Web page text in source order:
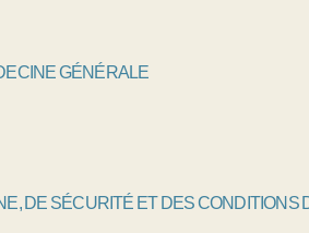
GÉNÉRALE
DE SÉCURITÉ ET DES CONDITIONS